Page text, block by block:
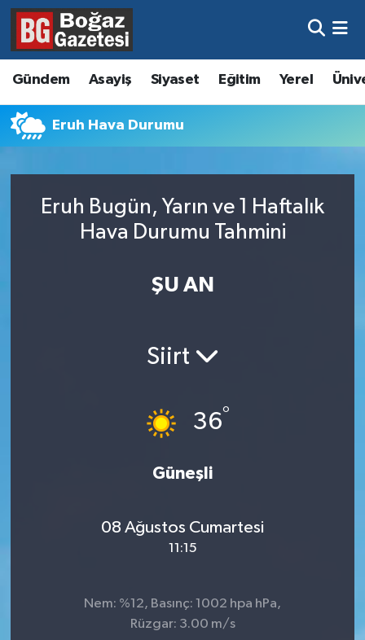
Gündem Asayiş Siyaset Eğitim Yerel
Eruh Hava Durumu
Eruh Bugün, Yarın ve 1 Haftalık
Hava Durumu Tahmini
ŞU AN
Siirt
36°
Güneşli
08 Ağustos Cumartesi
11:15
Nem: %12, Basınç: 1002 hpa hPa,
Rüzgar: 3.00 m/s
Asayiş
Eğitim
Ekonomi
Kültür ve Sanat
Hava Durumu
Trafik Durumu
Süper Lig Puan Durumu ve Fikstür
Son Dakika Haberleri